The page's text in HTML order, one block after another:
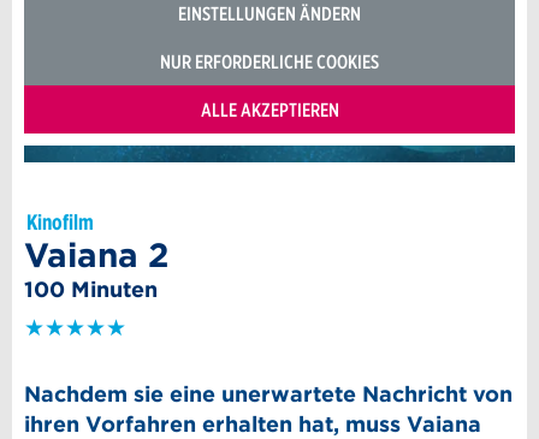
EINSTELLUNGEN ÄNDERN
NUR ERFORDERLICHE COOKIES
ALLE AKZEPTIEREN
Kinofilm
Vaiana 2
100 Minuten
★★★★★
Nachdem sie eine unerwartete Nachricht von
ihren Vorfahren erhalten hat, muss Vaiana